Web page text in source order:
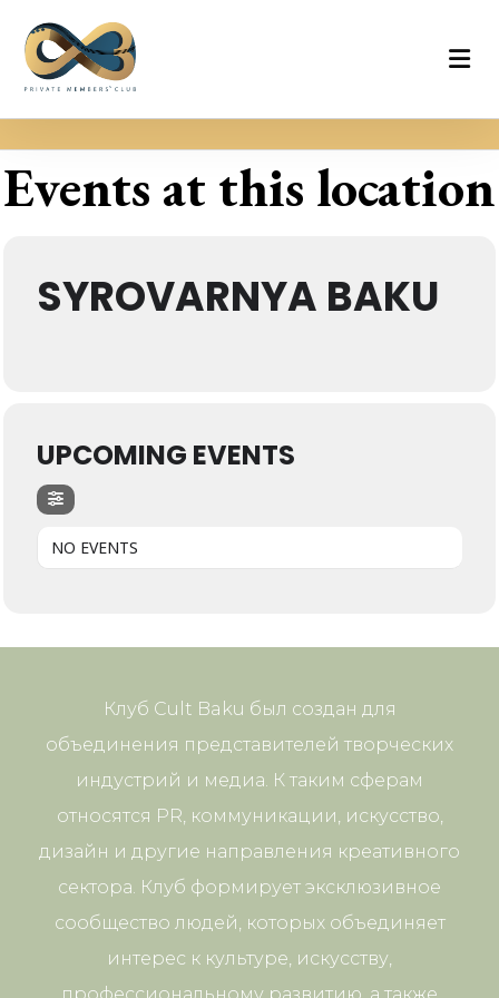
Events at this location
SYROVARNYA BAKU
UPCOMING EVENTS
NO EVENTS
Клуб Cult Baku был создан для
объединения представителей творческих
индустрий и медиа. К таким сферам
относятся PR, коммуникации, искусство,
дизайн и другие направления креативного
сектора. Клуб формирует эксклюзивное
сообщество людей, которых объединяет
интерес к культуре, искусству,